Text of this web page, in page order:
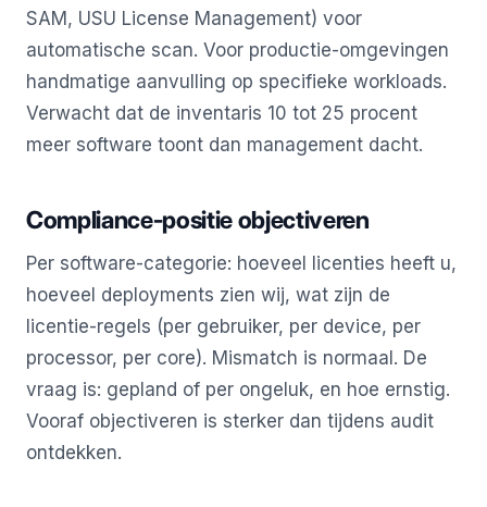
SAM, USU License Management) voor
automatische scan. Voor productie-omgevingen
handmatige aanvulling op specifieke workloads.
Verwacht dat de inventaris 10 tot 25 procent
meer software toont dan management dacht.
Compliance-positie objectiveren
Per software-categorie: hoeveel licenties heeft u,
hoeveel deployments zien wij, wat zijn de
licentie-regels (per gebruiker, per device, per
processor, per core). Mismatch is normaal. De
vraag is: gepland of per ongeluk, en hoe ernstig.
Vooraf objectiveren is sterker dan tijdens audit
ontdekken.